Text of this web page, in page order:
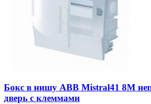
Бокс в нишу ABB Mistral41 8М
дверь c клеммами